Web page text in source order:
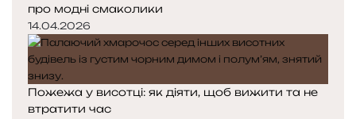
про модні смаколики
14.04.2026
Пожежа у висотці: як діяти, щоб вижити та не
втратити час